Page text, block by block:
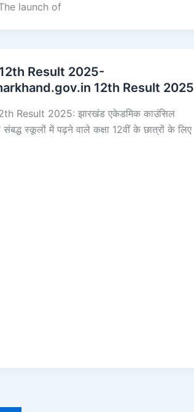
launch of
Result 2025-
12th Result 2025
Result 2025: झारखंड एकेडमिक काउंसिल
स्कूलों में पढ़ने वाले कक्षा 12वीं के छात्रों के लिए